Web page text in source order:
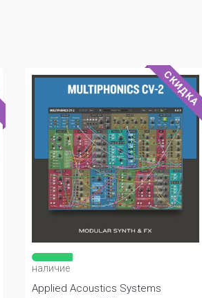
СКИДКА
наличие
Applied Acoustics Systems